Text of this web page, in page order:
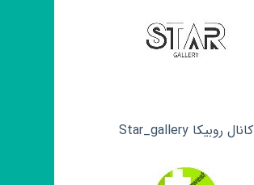
کانال روبیکا Star_gallery